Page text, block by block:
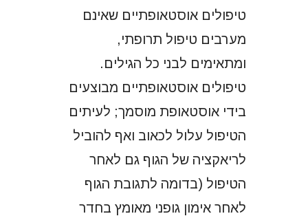
טיפולים אוסטאופתיים שאינם
מערבים טיפול תרופתי,
ומתאימים לבני כל הגילים.
טיפולים אוסטאופתיים מבוצעים
בידי אוסטאופת מוסמך; לעיתים
הטיפול עלול לכאוב ואף להוביל
לריאקציה של הגוף גם לאחר
הטיפול (בדומה לתגובת הגוף
לאחר אימון גופני מאומץ בחדר